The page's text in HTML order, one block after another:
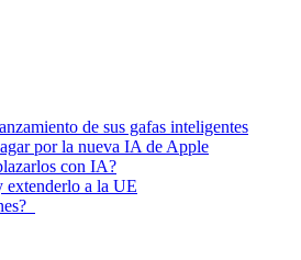
de sus gafas inteligentes
por la nueva IA de Apple
con IA?
extenderlo a la UE